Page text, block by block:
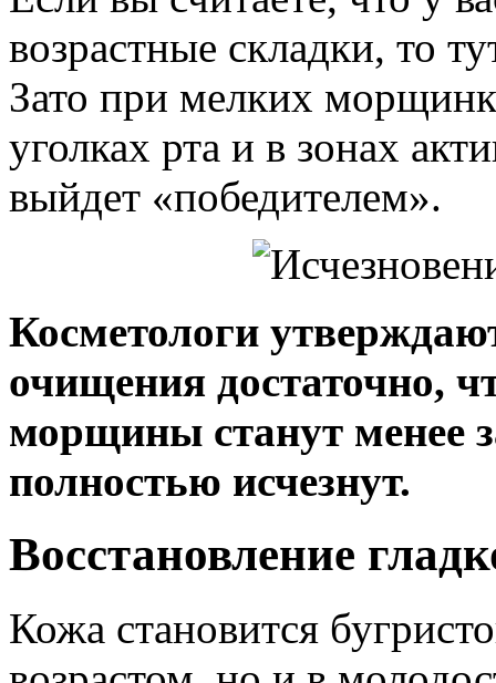
возрастные складки, то
Зато при мелких
уголках рта и в зонах
выйдет «победителем».
Косметологи
очищения достаточно,
морщины станут менее
полностью исчезнут.
Восстановление
Кожа становится